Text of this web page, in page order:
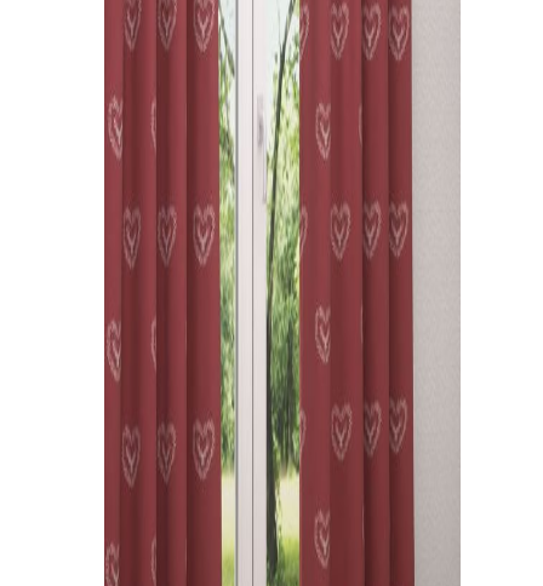
Kissen
Fensterbilder
Gardinenstange
Stoffe